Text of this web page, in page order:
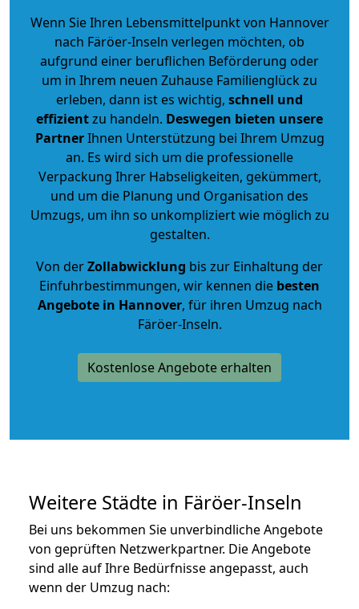
Wenn Sie Ihren Lebensmittelpunkt von Hannover
nach Färöer-Inseln verlegen möchten, ob
aufgrund einer beruflichen Beförderung oder
um in Ihrem neuen Zuhause Familienglück zu
erleben, dann ist es wichtig, schnell und
effizientzu handeln. Deswegen bieten unsere
PartnerIhnen Unterstützung bei Ihrem Umzug
an. Es wird sich um die professionelle
Verpackung Ihrer Habseligkeiten, gekümmert,
und um die Planung und Organisation des
Umzugs, um ihn so unkompliziert wie möglich zu
gestalten.
Von derZollabwicklung bis zur Einhaltung der
Einfuhrbestimmungen, wir kennen die besten
Angebote in Hannover, für ihren Umzug nach
Färöer-Inseln.
Kostenlose Angebote erhalten
Weitere Städte in Färöer-Inseln
Bei uns bekommen Sie unverbindliche Angebote
von geprüften Netzwerkpartner. Die Angebote
sind alle auf Ihre Bedürfnisse angepasst, auch
wenn der Umzug nach: